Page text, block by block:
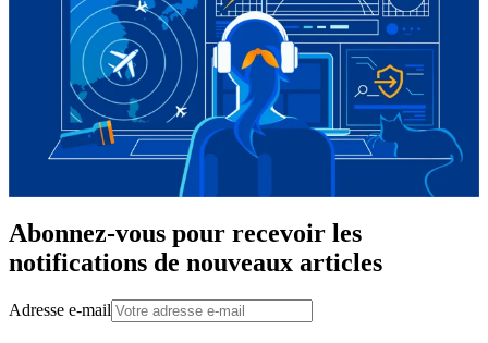
Abonnez-vous pour recevoir les
notifications de nouveaux articles
Adresse e-mail